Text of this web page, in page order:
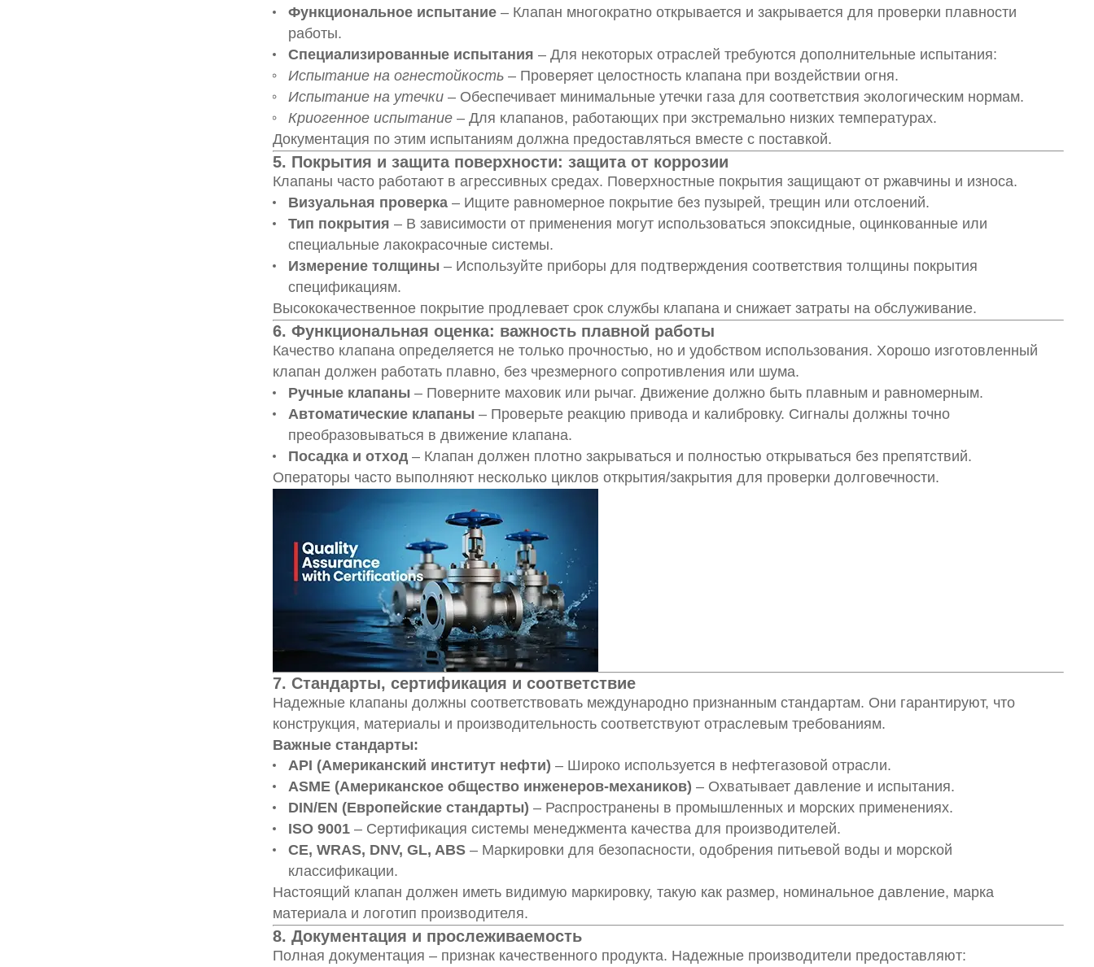
Функциональное испытание – Клапан многократно открывается и закрывается для проверки плавности
работы.
Специализированные испытания – Для некоторых отраслей требуются дополнительные испытания:
Испытание на огнестойкость – Проверяет целостность клапана при воздействии огня.
Испытание на утечки – Обеспечивает минимальные утечки газа для соответствия экологическим нормам.
Криогенное испытание – Для клапанов, работающих при экстремально низких температурах.
Документация по этим испытаниям должна предоставляться вместе с поставкой.
5. Покрытия и защита поверхности: защита от коррозии
Клапаны часто работают в агрессивных средах. Поверхностные покрытия защищают от ржавчины и износа.
Визуальная проверка – Ищите равномерное покрытие без пузырей, трещин или отслоений.
Тип покрытия – В зависимости от применения могут использоваться эпоксидные, оцинкованные или
специальные лакокрасочные системы.
Измерение толщины – Используйте приборы для подтверждения соответствия толщины покрытия
спецификациям.
Высококачественное покрытие продлевает срок службы клапана и снижает затраты на обслуживание.
6. Функциональная оценка: важность плавной работы
Качество клапана определяется не только прочностью, но и удобством использования. Хорошо изготовленный
клапан должен работать плавно, без чрезмерного сопротивления или шума.
Ручные клапаны – Поверните маховик или рычаг. Движение должно быть плавным и равномерным.
Автоматические клапаны – Проверьте реакцию привода и калибровку. Сигналы должны точно
преобразовываться в движение клапана.
Посадка и отход – Клапан должен плотно закрываться и полностью открываться без препятствий.
Операторы часто выполняют несколько циклов открытия/закрытия для проверки долговечности.
7. Стандарты, сертификация и соответствие
Надежные клапаны должны соответствовать международно признанным стандартам. Они гарантируют, что
конструкция, материалы и производительность соответствуют отраслевым требованиям.
Важные стандарты:
API (Американский институт нефти) – Широко используется в нефтегазовой отрасли.
ASME (Американское общество инженеров-механиков) – Охватывает давление и испытания.
DIN/EN (Европейские стандарты) – Распространены в промышленных и морских применениях.
ISO 9001 – Сертификация системы менеджмента качества для производителей.
CE, WRAS, DNV, GL, ABS – Маркировки для безопасности, одобрения питьевой воды и морской
классификации.
Настоящий клапан должен иметь видимую маркировку, такую как размер, номинальное давление, марка
материала и логотип производителя.
8. Документация и прослеживаемость
Полная документация – признак качественного продукта. Надежные производители предоставляют: